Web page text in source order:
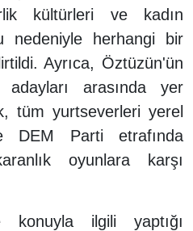
kültürleri ve kadın
nedeniyle herhangi bir
Ayrıca, Öztüzün'ün
arasında yer
tüm yurtseverleri yerel
DEM Parti etrafında
oyunlara karşı
ilgili yaptığı